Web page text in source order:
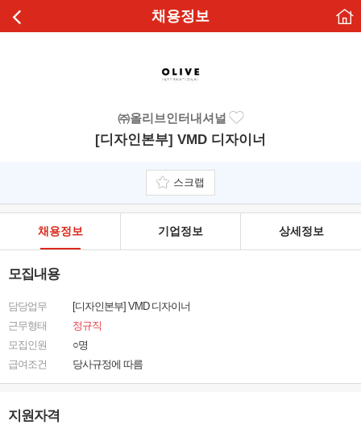
채용정보
㈜올리브인터내셔널
[디자인본부] VMD 디자이너
스크랩
채용정보 기업정보 상세정보
모집내용
담당업무
[디자인본부] VMD 디자이너
근무형태
정규직
모집인원
○명
급여조건
당사규정에 따름
지원자격